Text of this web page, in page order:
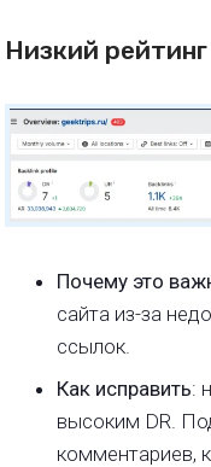
Низкий
Почему это
сайта из-за
ссылок.
Как исправить:
высоким DR.
комментариев,